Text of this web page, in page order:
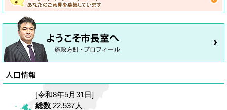
[令和8年5月31日]
総数 22,537人